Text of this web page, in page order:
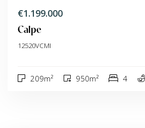
€1.199.000
Calpe
12520VCMI
209m² 950m² 4